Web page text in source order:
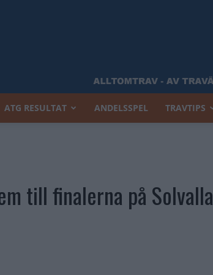
ATG RESULTAT ANDELSSPEL TRAVTIPS
till finalerna på Solvalla